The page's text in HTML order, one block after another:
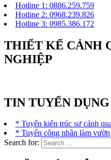
Hotline 1: 0886.259.759
Hotline 2: 0968.239.826
Hotline 3: 0985.386.172
THIẾT KẾ CẢNH
NGHIỆP
TIN TUYỂN DỤNG
* Tuyển kiến trúc sư cảnh
* Tuyển công nhân làm vườn
Search for: